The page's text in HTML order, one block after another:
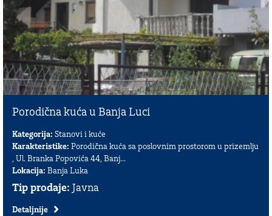
Porodična kuća u Banja Luci
Kategorija: Stanovi i kuće
Karakteristike: Porodična kuća sa poslovnim prostorom u prizemlju
, Ul. Branka Popovića 44, Banj...
Lokacija: Banja Luka
Tip prodaje: Javna
Detaljnije